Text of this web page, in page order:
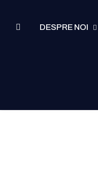
DESPRE NOI